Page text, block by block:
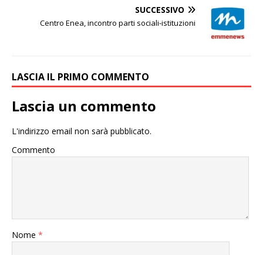
SUCCESSIVO
Centro Enea, incontro parti sociali-istituzioni
LASCIA IL PRIMO COMMENTO
Lascia un commento
L'indirizzo email non sarà pubblicato.
Commento
Nome *